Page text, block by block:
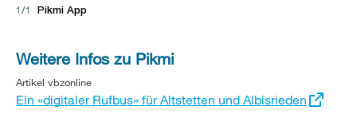
B
1/1 Pikmi App
Weitere Infos zu Pikmi
Artikel vbzonline
Externer
Link:
Ein «digitaler Rufbus» für Altstetten und Albisrieden